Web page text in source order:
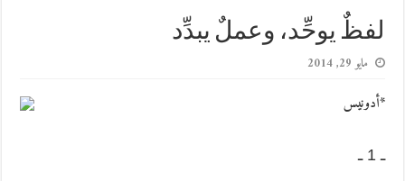
لفظٌ يوحِّد، وعملٌ يبدِّد
مايو 29, 2014
*أدونيس
ـ 1 ـ